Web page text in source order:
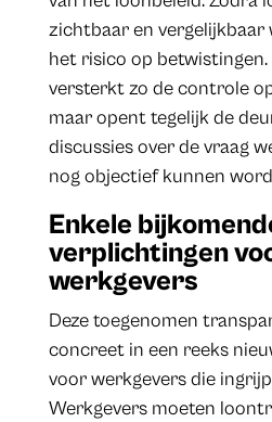
zichtbaar en
het risico op
versterkt zo de controle
maar opent tegelijk de
discussies over de vraag
nog objectief kunnen
Enkele
verplichtingen
werkgevers
Deze toegenomen
concreet in een reeks
voor werkgevers die
Werkgevers moeten